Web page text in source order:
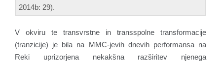
2014b: 29).
V okviru te transvrstne in transspolne transformacije
(tranzicije) je bila na MMC-jevih dnevih performansa na
Reki uprizorjena nekakšna razširitev njenega